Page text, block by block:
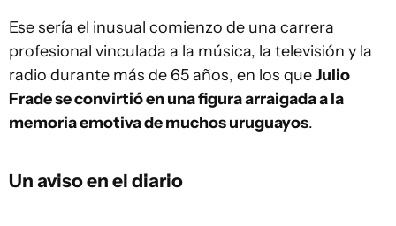
Ese sería el inusual comienzo de una carrera
profesional vinculada a la música, la televisión y la
radio durante más de 65 años, en los queJulio
Frade se convirtió en una figura arraigada a la
memoria emotiva de muchos uruguayos.
Un aviso en el diario